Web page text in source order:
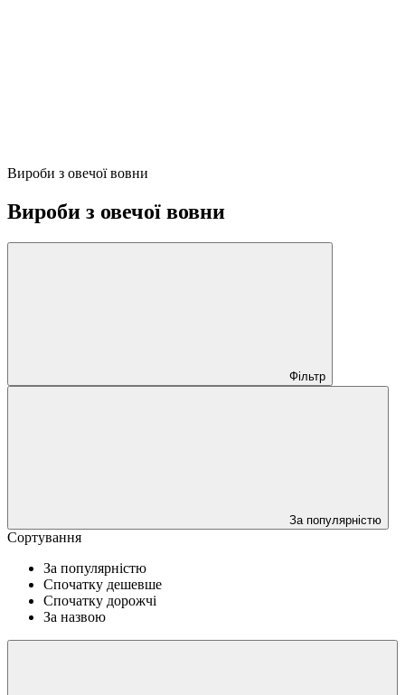
Вироби з овечої вовни
Вироби з овечої вовни
Фільтр
За популярністю
Сортування
За популярністю
Спочатку дешевше
Спочатку дорожчі
За назвою